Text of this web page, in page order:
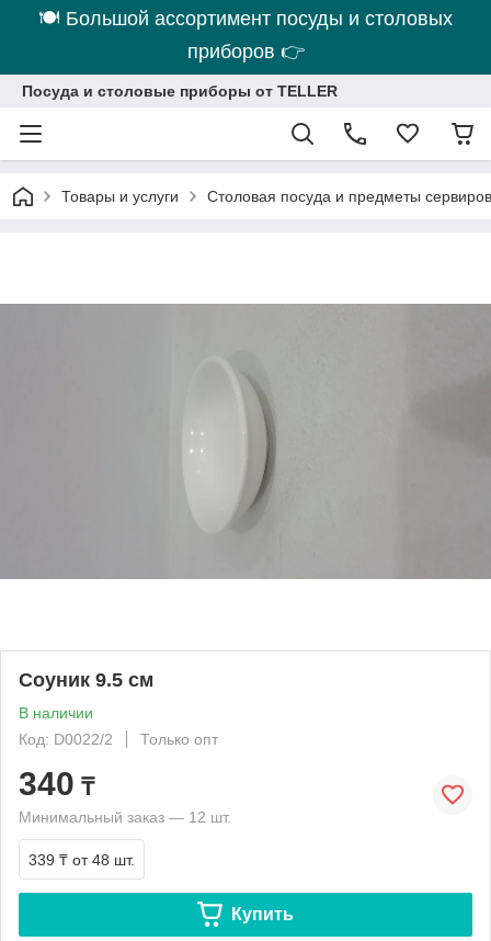
🍽 Большой ассортимент посуды и столовых
приборов 👉
Посуда и столовые приборы от TELLER
Товары и услуги Столовая посуда и предметы
Соуник 9.5 см
В наличии
Код: D0022/2
Только опт
340 ₸
Минимальный заказ — 12 шт.
339 ₸ от 48 шт.
Купить